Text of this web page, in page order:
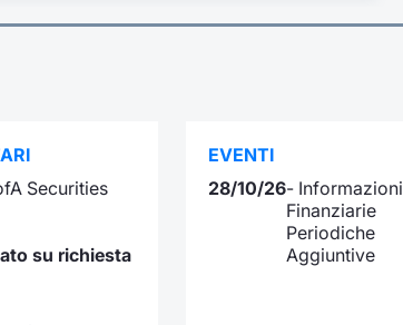
Securities
su richiesta
EVENTI
28/10/26- Informazioni
Finanziarie
Periodiche
Aggiuntive